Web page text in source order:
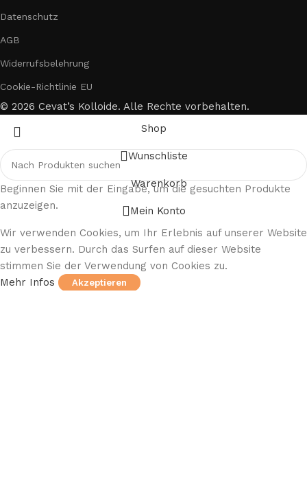
Datenschutz
AGB
Widerrufsbelehrung
Cookie-Richtlinie EU
© 2026 Cevat’s Kolloide. Alle Rechte vorbehalten.
Beginnen Sie mit der Eingabe, um die gesuchten Produkte
anzuzeigen.
Shop
Wunschliste
Warenkorb
Mein Konto
Wir verwenden Cookies, um Ihr Erlebnis auf unserer Website
zu verbessern. Durch das Surfen auf dieser Website
stimmen Sie der Verwendung von Cookies zu.
Mehr Infos
Akzeptieren